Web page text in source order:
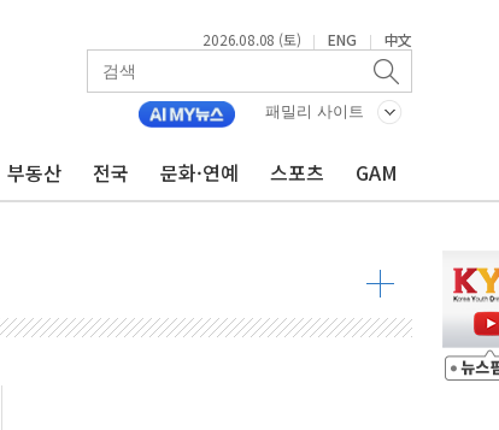
2026.08.08 (토) | ENG | 中文
패밀리 사이트
부동산 전국 문화·연예 스포츠 GAM